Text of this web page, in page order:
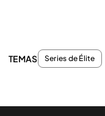
TEMAS Series de Élite